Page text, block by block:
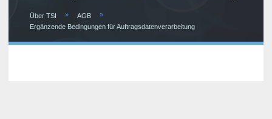
Über TSI » AGB
»
Ergänzende Bedingungen für Auftragsdatenverarbeitung